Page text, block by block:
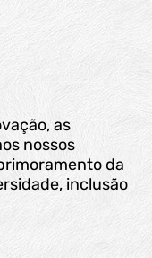
as
nossos
da
inclusão